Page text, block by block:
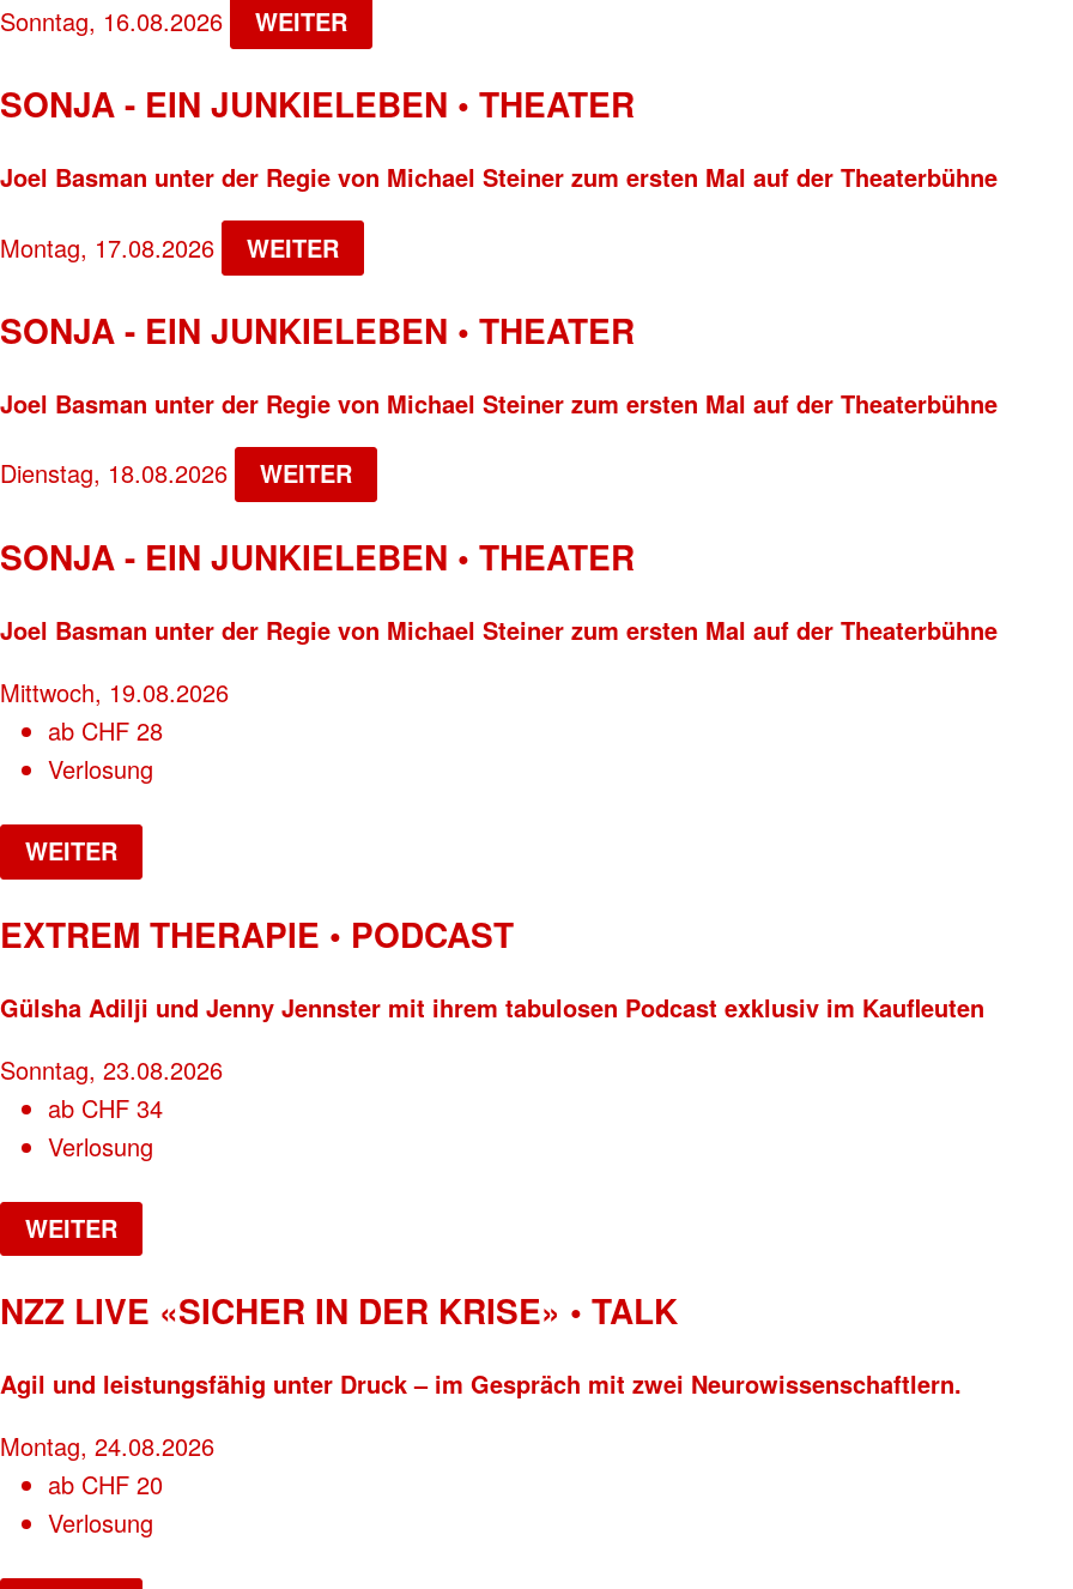
Sonntag, 16.08.2026 WEITER
SONJA - EIN JUNKIELEBEN • THEATER
Joel Basman unter der Regie von Michael Steiner zum ersten Mal auf der Theaterbühne
Montag, 17.08.2026 WEITER
SONJA - EIN JUNKIELEBEN • THEATER
Joel Basman unter der Regie von Michael Steiner zum ersten Mal auf der Theaterbühne
Dienstag, 18.08.2026 WEITER
SONJA - EIN JUNKIELEBEN • THEATER
Joel Basman unter der Regie von Michael Steiner zum ersten Mal auf der Theaterbühne
Mittwoch, 19.08.2026
ab CHF 28
Verlosung
WEITER
EXTREM THERAPIE • PODCAST
Gülsha Adilji und Jenny Jennster mit ihrem tabulosen Podcast exklusiv im Kaufleuten
Sonntag, 23.08.2026
ab CHF 34
Verlosung
WEITER
NZZ LIVE «SICHER IN DER KRISE» • TALK
Agil und leistungsfähig unter Druck – im Gespräch mit zwei Neurowissenschaftlern.
Montag, 24.08.2026
ab CHF 20
Verlosung